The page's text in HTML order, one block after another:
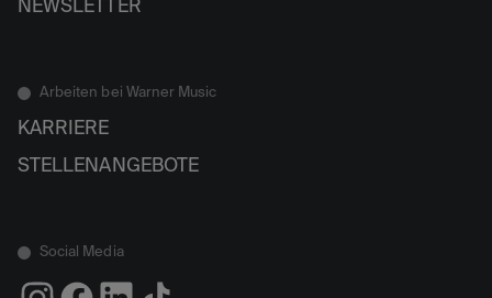
NEWSLETTER
Arbeiten bei Warner Music
KARRIERE
STELLENANGEBOTE
Social Media